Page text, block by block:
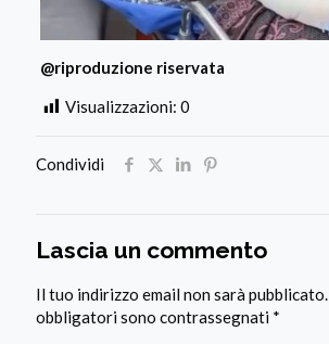
@riproduzione riservata
Visualizzazioni: 0
Condividi
Lascia un commento
Il tuo indirizzo email non sarà pubblicato.
obbligatori sono contrassegnati *